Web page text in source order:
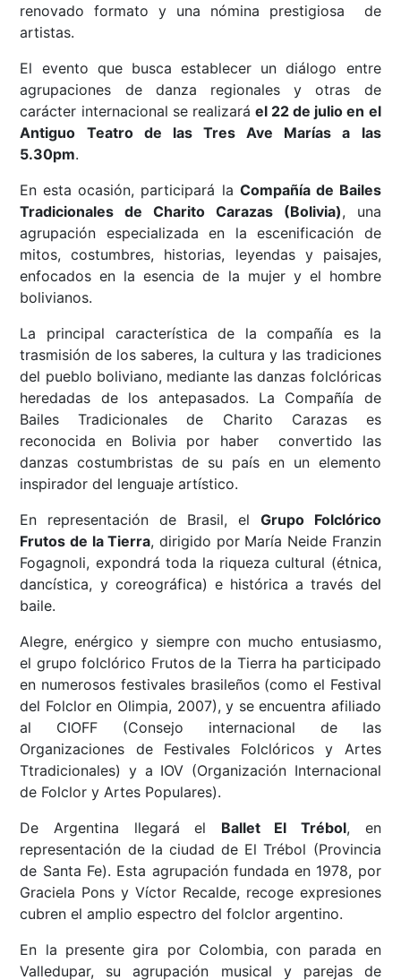
renovado formato y una nómina prestigiosa de
artistas.
El evento que busca establecer un diálogo entre
agrupaciones de danza regionales y otras de
carácter internacional se realizará el 22 de julio en el
Antiguo Teatro de las Tres Ave Marías a las
5.30pm.
En esta ocasión, participará la Compañía de Bailes
Tradicionales de Charito Carazas (Bolivia), una
agrupación especializada en la escenificación de
mitos, costumbres, historias, leyendas y paisajes,
enfocados en la esencia de la mujer y el hombre
bolivianos.
La principal característica de la compañía es la
trasmisión de los saberes, la cultura y las tradiciones
del pueblo boliviano, mediante las danzas folclóricas
heredadas de los antepasados. La Compañía de
Bailes Tradicionales de Charito Carazas es
reconocida en Bolivia por haber convertido las
danzas costumbristas de su país en un elemento
inspirador del lenguaje artístico.
En representación de Brasil, el Grupo Folclórico
Frutos de la Tierra, dirigido por María Neide Franzin
Fogagnoli, expondrá toda la riqueza cultural (étnica,
dancística, y coreográfica) e histórica a través del
baile.
Alegre, enérgico y siempre con mucho entusiasmo,
el grupo folclórico Frutos de la Tierra ha participado
en numerosos festivales brasileños (como el Festival
del Folclor en Olimpia, 2007), y se encuentra afiliado
al CIOFF (Consejo internacional de las
Organizaciones de Festivales Folclóricos y Artes
Ttradicionales) y a IOV (Organización Internacional
de Folclor y Artes Populares).
De Argentina llegará el Ballet El Trébol, en
representación de la ciudad de El Trébol (Provincia
de Santa Fe). Esta agrupación fundada en 1978, por
Graciela Pons y Víctor Recalde, recoge expresiones
cubren el amplio espectro del folclor argentino.
En la presente gira por Colombia, con parada en
Valledupar, su agrupación musical y parejas de